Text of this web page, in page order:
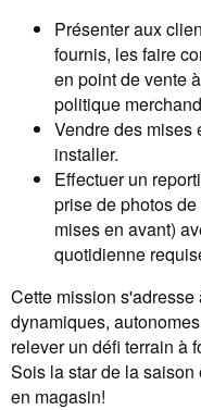
Présenter aux
fournis, les faire
en point de vente
politique
Vendre des mises
installer.
Effectuer un
prise de photos
mises en avant)
quotidienne
Cette mission
dynamiques,
relever un défi terrain à
Sois la star de la saison
en magasin!